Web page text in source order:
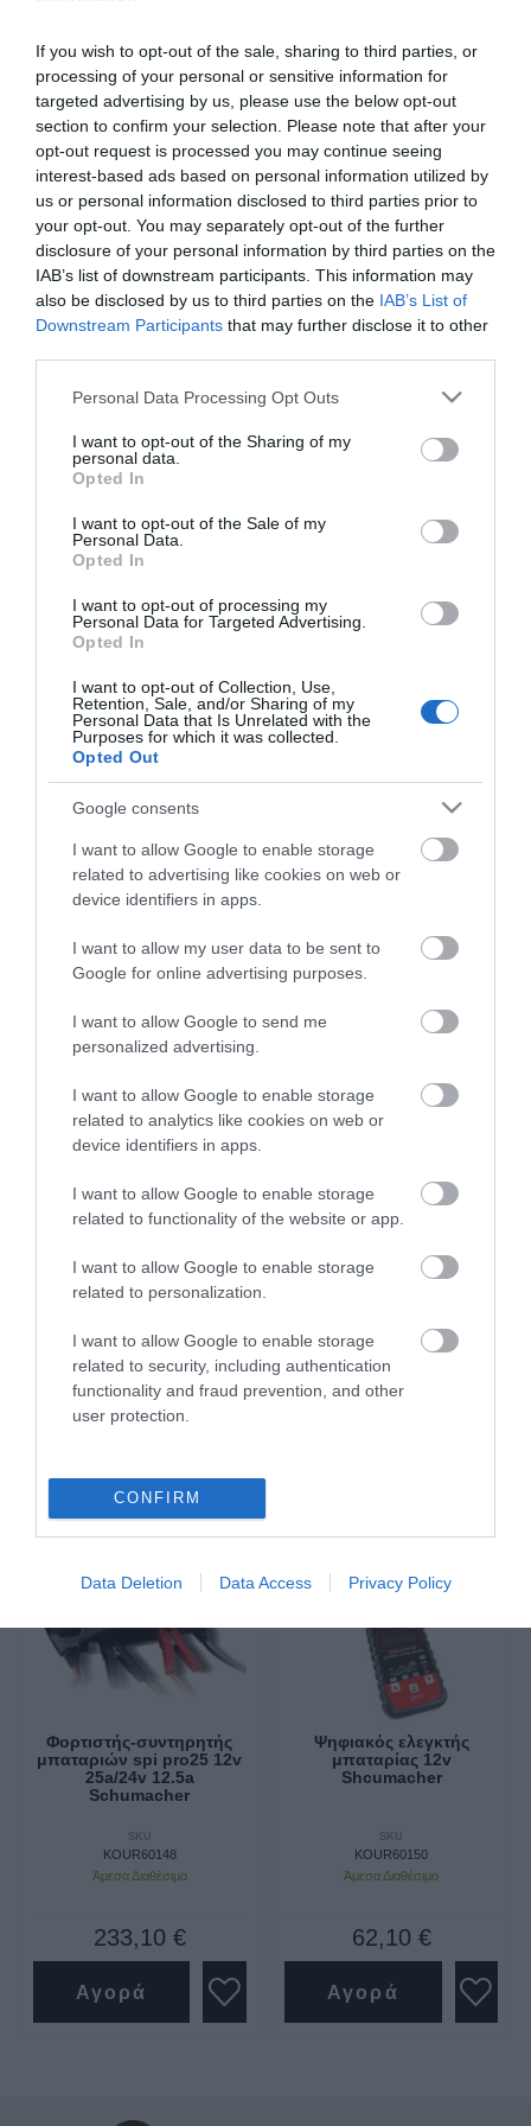
If you wish to opt-out of the sale, sharing to third parties, or
processing of your personal or sensitive information for
targeted advertising by us, please use the below opt-out
section to confirm your selection. Please note that after your
opt-out request is processed you may continue seeing
interest-based ads based on personal information utilized by
us or personal information disclosed to third parties prior to
your opt-out. You may separately opt-out of the further
disclosure of your personal information by third parties on the
IAB’s list of downstream participants. This information may
also be disclosed by us to third parties on the IAB’s List of
Downstream Participants that may further disclose it to other
Please note that this website/app uses one or more Google
not limited to your visit or usage behaviour. You may click to
grant or deny consent to Google and its third-party tags to
use your data for below specified purposes in below Google
consent section.
Personal Data Processing Opt Outs
I want to opt-out of the Sharing of my
personal data.
Opted In
I want to opt-out of the Sale of my
Personal Data.
Opted In
I want to opt-out of processing my
Personal Data for Targeted Advertising.
Opted In
I want to opt-out of Collection, Use,
Retention, Sale, and/or Sharing of my
Personal Data that Is Unrelated with the
Purposes for which it was collected.
Opted Out
Google consents
I want to allow Google to enable storage
related to advertising like cookies on web or
device identifiers in apps.
I want to allow my user data to be sent to
Google for online advertising purposes.
I want to allow Google to send me
personalized advertising.
I want to allow Google to enable storage
related to analytics like cookies on web or
device identifiers in apps.
I want to allow Google to enable storage
related to functionality of the website or app.
I want to allow Google to enable storage
related to personalization.
I want to allow Google to enable storage
related to security, including authentication
functionality and fraud prevention, and other
user protection.
CONFIRM
Data Deletion Data Access Privacy Policy
Φορτιστής-συντηρητής
μπαταριών & εκκινητής
αυτοκινήτων sci 90 6/12v
20a Schumacher
KOUR60149
179,10 €
Φορτιστής-συντηρητής
μπαταριών spi 1224
Schumacher
KOUR60144
Άμεσα Διαθέσιμο
130,50 €
Φορτιστής-συντηρητής
15a Schumacher
SKU
KOUR60143
107,10 €
Αγορά
44,10 €
Φορτιστής-συντηρητής
μπαταριών spi 3 12v 3a
Schumacher
SKU
KOUR60141
58,50 €
Φορτιστής-συντηρητής
μπαταριών spi 6 12v 6a
Schumacher
Άμεσα Διαθέσιμο
71,10 €
Φορτιστής-συντηρητής
μπαταριών spi pro25 12v
25a/24v 12.5a
Schumacher
SKU
KOUR60148
Άμεσα Διαθέσιμο
233,10 €
Αγορά
Ψηφιακός ελεγκτής
μπαταρίας 12v
Shcumacher
SKU
KOUR60150
Άμεσα Διαθέσιμο
62,10 €
Αγορά